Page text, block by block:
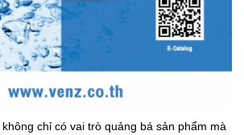
chỉ có vai trò quảng bá sản phẩm mà